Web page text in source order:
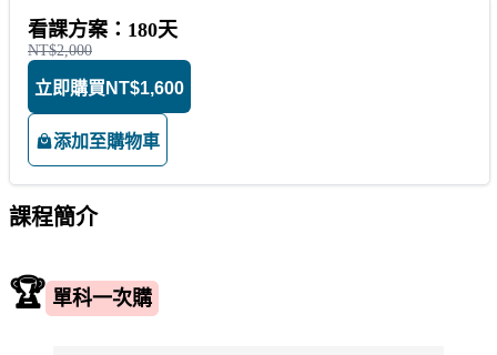
看課方案：180天
NT$2,000
立即購買 NT$1,600
添加至購物車
課程簡介
🏆 單科一次購